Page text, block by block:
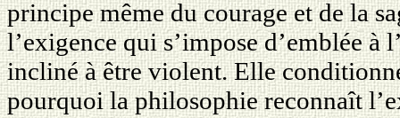
principe même du courage et de la
l’exigence qui s’impose d’emblée à
incliné à être violent. Elle
pourquoi la philosophie reconnaît